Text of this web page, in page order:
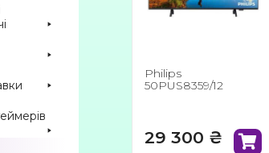
Philips
50PUS8359/12
29 300 ₴